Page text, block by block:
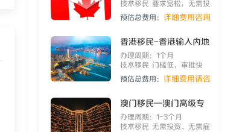
技术移民 要求宽松，无需投
资，一步到位定居温哥华
预估总费用： 详细费用咨询
香港移民-香港输入内地
人才计划
办理周期：1个月
技术移民 门槛低，审批快
速，获批率高
预估总费用： 详细费用请咨
澳门移民—澳门高级专
业人才计划
办理周期：1-3个月
技术移民 无需投资、无需雇